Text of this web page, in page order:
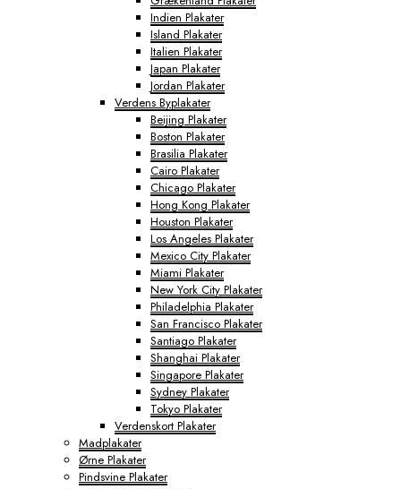
Indien Plakater
Island Plakater
Italien Plakater
Japan Plakater
Jordan Plakater
Verdens Byplakater
Beijing Plakater
Boston Plakater
Brasilia Plakater
Cairo Plakater
Chicago Plakater
Hong Kong Plakater
Houston Plakater
Los Angeles Plakater
Mexico City Plakater
Miami Plakater
New York City Plakater
Philadelphia Plakater
San Francisco Plakater
Santiago Plakater
Shanghai Plakater
Singapore Plakater
Sydney Plakater
Tokyo Plakater
Verdenskort Plakater
Madplakater
Ørne Plakater
Pindsvine Plakater